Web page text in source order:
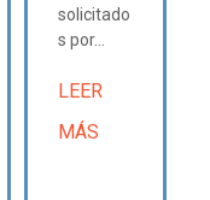
solicitado
s por...
LEER
MÁS